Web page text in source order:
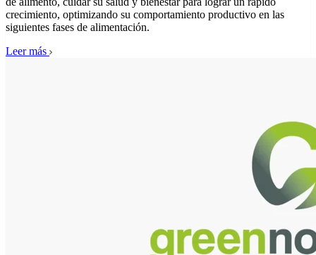
crecimiento, optimizando su comportamiento productivo en las
siguientes fases de alimentación.
Leer más